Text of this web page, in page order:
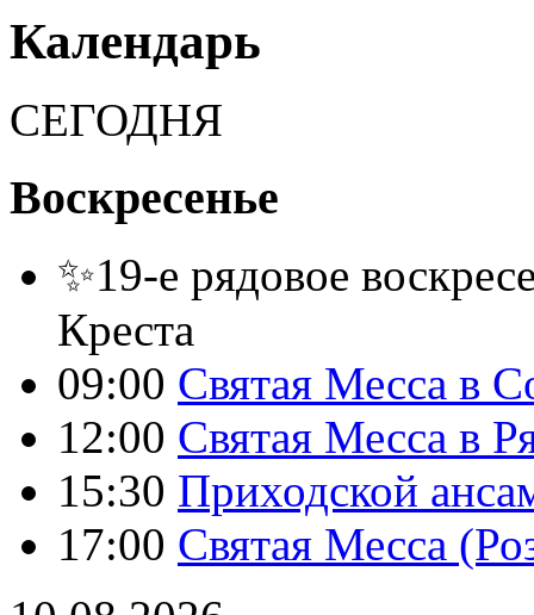
Календарь
СЕГОДНЯ
Воскресенье
✨19-е рядовое
Креста
09:00 Святая Месса в
12:00 Святая Месса в
15:30 Приходской
17:00 Святая Месса